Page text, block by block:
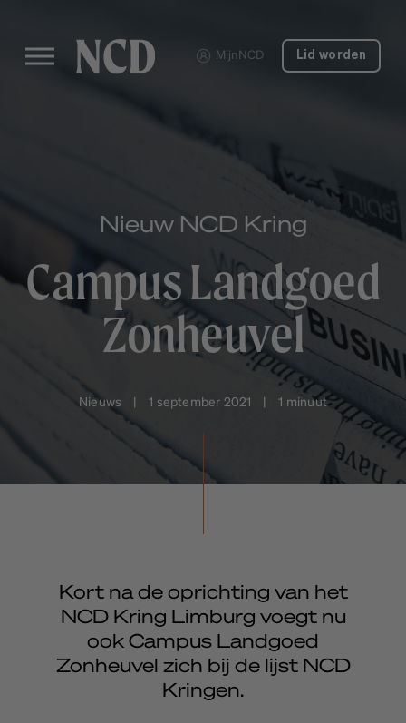
MijnNCD Lid worden
Nieuw NCD Kring
Campus Landgoed
Zonheuvel
Nieuws | 1 september 2021 | 1 minuut
Kort na de oprichting van het
NCD Kring Limburg voegt nu
ook Campus Landgoed
Zonheuvel zich bij de lijst NCD
Kringen.